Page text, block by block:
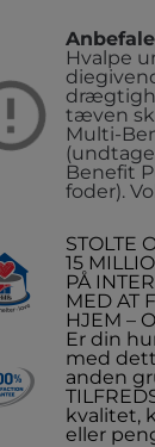
Hvalpe
tæven
Multi-
Benefit
foder).
STOLTE
15
PÅ
MED AT
HJEM –
Er din
med
anden
kvalitet,
eller